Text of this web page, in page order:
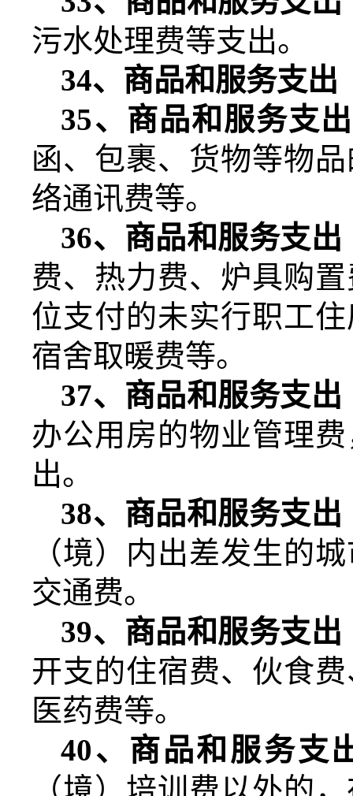
污水处理费等支出。
34、商品和服务支出
35、商品和服务支
函、包裹、货物等物
络通讯费等。
36、商品和服务支
费、热力费、炉具购
位支付的未实行职工
宿舍取暖费等。
37、商品和服务支
办公用房的物业管理
出。
38、商品和服务支
（境）内出差发生的
交通费。
39、商品和服务支
开支的住宿费、伙食
医药费等。
40、商品和服务支